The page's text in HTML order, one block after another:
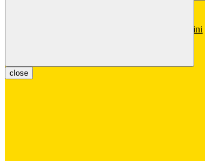
close